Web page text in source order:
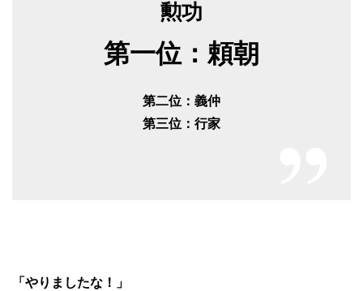
勲功
第一位：頼朝
第二位：義仲
第三位：行家
「やりましたな！」